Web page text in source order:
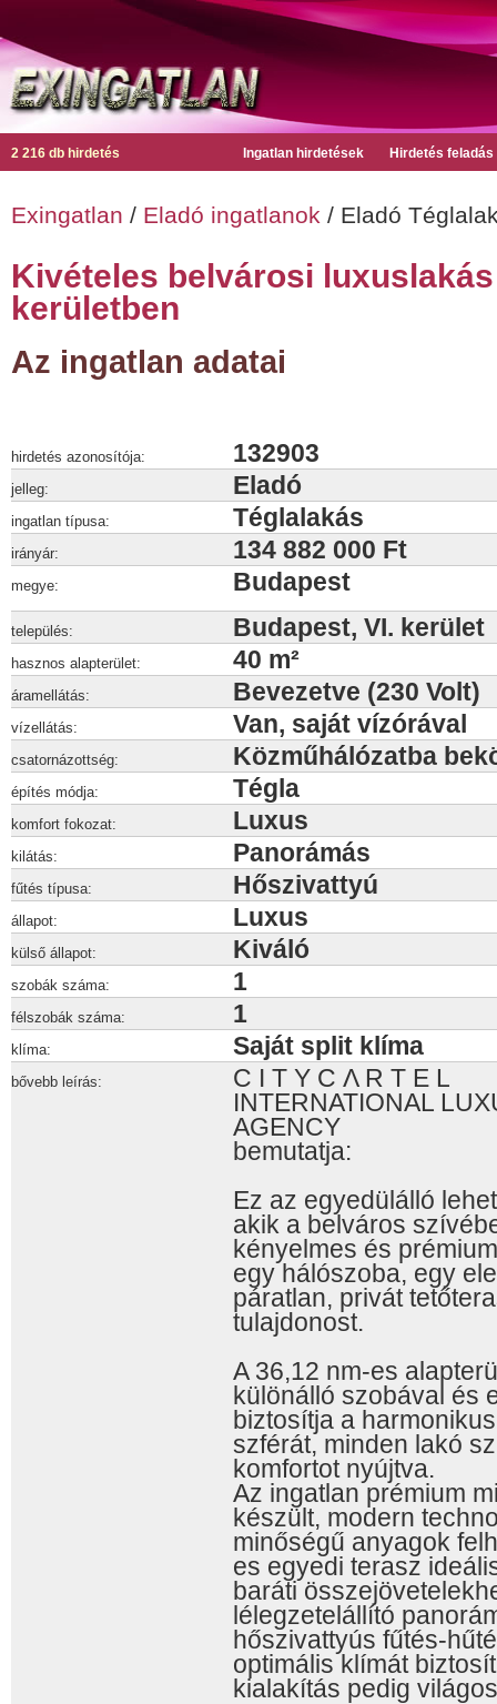
2 216 db hirdetés Ingatlan hirdetések Hirdetés feladás
Exingatlan / Eladó ingatlanok / Eladó
Kivételes belvárosi luxuslakás
kerületben
Az ingatlan adatai
hirdetés azonosítója: 132903
jelleg: Eladó
ingatlan típusa: Téglalakás
irányár: 134 882 000 Ft
megye: Budapest
település: Budapest, VI. kerület
hasznos alapterület: 40 m²
áramellátás: Bevezetve (230 Volt)
vízellátás: Van, saját vízórával
csatornázottség: Közműhálózatba
építés módja: Tégla
komfort fokozat: Luxus
kilátás: Panorámás
fűtés típusa: Hőszivattyú
állapot: Luxus
külső állapot: Kiváló
szobák száma: 1
félszobák száma: 1
klíma: Saját split klíma
bővebb leírás:
C I T Y C Λ R T E L
INTERNATIONAL
AGENCY
bemutatja:
Ez az egyedülálló
akik a belváros
kényelmes és
egy hálószoba, egy
páratlan, privát
tulajdonost.
A 36,12 nm-es
különálló szobával és
biztosítja a
szférát, minden lakó
komfortot nyújtva.
Az ingatlan prémium
készült, modern
minőségű anyagok
es egyedi terasz
baráti
lélegzetelállító
hőszivattyús fűtés-
optimális klímát
kialakítás pedig